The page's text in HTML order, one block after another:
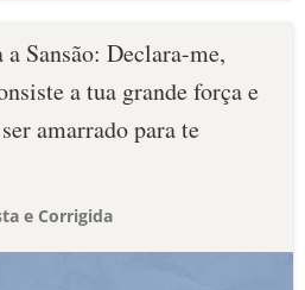
Sansão: Declara-me,
a tua grande força e
amarrado para te
e Corrigida